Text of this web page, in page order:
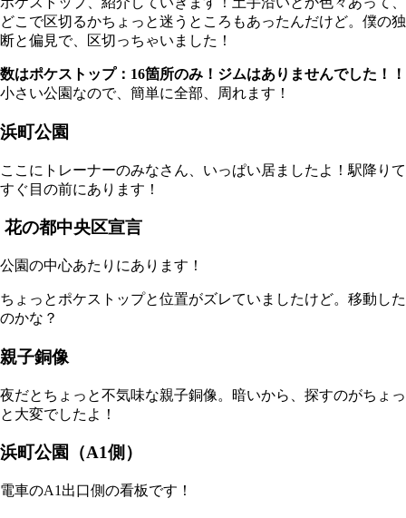
どこで区切るかちょっと迷うところもあったんだけど。僕の独
断と偏見で、区切っちゃいました！
数はポケストップ：16箇所のみ！ジムはありませんでした！！
小さい公園なので、簡単に全部、周れます！
浜町公園
ここにトレーナーのみなさん、いっぱい居ましたよ！駅降りて
すぐ目の前にあります！
花の都中央区宣言
公園の中心あたりにあります！
ちょっとポケストップと位置がズレていましたけど。移動した
のかな？
親子銅像
夜だとちょっと不気味な親子銅像。暗いから、探すのがちょっ
と大変でしたよ！
浜町公園（A1側）
電車のA1出口側の看板です！